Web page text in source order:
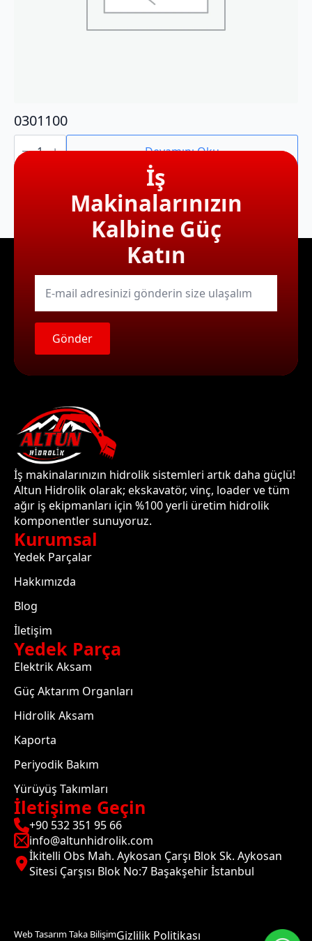
0301100
0301100
adet Devamını Oku
İş
Makinalarınızın
Kalbine Güç
Katın
E-
mail
Gönder
İş makinalarınızın hidrolik sistemleri artık daha güçlü!
Altun Hidrolik olarak; ekskavatör, vinç, loader ve tüm
ağır iş ekipmanları için %100 yerli üretim hidrolik
komponentler sunuyoruz.
Kurumsal
Yedek Parçalar
Hakkımızda
Blog
İletişim
Yedek Parça
Elektrik Aksam
Güç Aktarım Organları
Hidrolik Aksam
Kaporta
Periyodik Bakım
Yürüyüş Takımları
İletişime Geçin
+90 532 351 95 66
info@altunhidrolik.com
İkitelli Obs Mah. Aykosan Çarşı Blok Sk. Aykosan
Sitesi Çarşısı Blok No:7 Başakşehir İstanbul
Web Tasarım Taka BilişimGizlilik Politikası